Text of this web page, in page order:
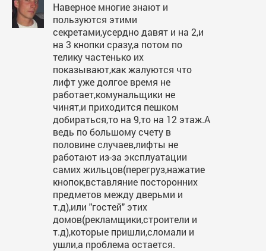
Наверное многие знают и
пользуются этими
секретами,усердно давят и на 2,и
на 3 кнопки сразу,а потом по
телику частенько их
показывают,как жалуются что
лифт уже долгое время не
работает,комунальщики не
чинят,и приходится пешком
добираться,то на 9,то на 12 этаж.А
ведь по большому счету в
половине случаев,лифты не
работают из-за эксплуатации
самих жильцов(перегруз,нажатие
кнопок,вставляние посторонних
предметов между дверьми и
т.д),или "гостей" этих
домов(рекламщики,строители и
т.д),которые пришли,сломали и
ушли,а проблема остается.